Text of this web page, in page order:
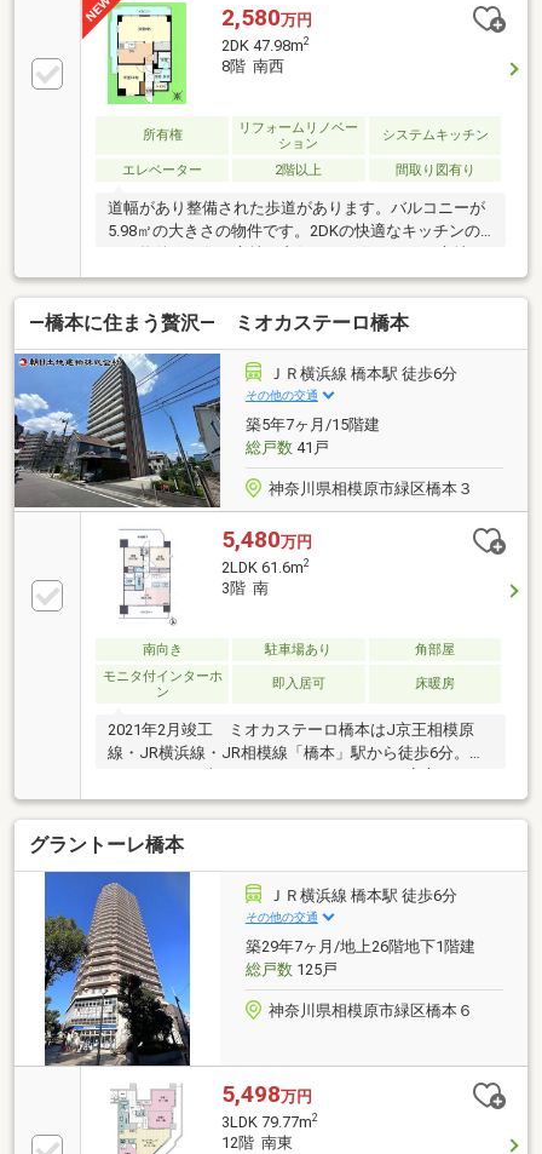
気軽にどうぞ！インターネット、チラシなどに掲載で
きない物件も多数ございます！■朝日土地建物 橋本店
は一戸建てやマンションなど不動産の購入・売却をサ
ポートする橋本駅徒歩2分の不動産会社です。■未公開
物件情報も多数ございます！不動産に関する事はなん
でもお気軽にご連絡ください。■キッズスペースもご
用意しております。ＤＶＤ、おもちゃ、絵本などキッ
ズスペースも充実させております。
2,580万円
2DK 47.98m2
8階 南西
所有権
リフォームリノベー
ション
システムキッチン
エレベーター 2階以上 間取り図有り
道幅があり整備された歩道があります。バルコニーが
5.98㎡の大きさの物件です。2DKの快適なキッチンの
ある物件で、住み心地も良好です。住んでいて心地の
良い中古マンションで魅力的です。システムキッチン
は必要な物が組み込まれているため、すぐ調理できま
す。専有面積47.98㎡の物件はいかがですか。物件から
駅まで徒歩6分です。
―橋本に住まう贅沢― ミオカステーロ橋本
ＪＲ横浜線 橋本駅 徒歩6分
その他の交通
築5年7ヶ月/15階建
総戸数41戸
神奈川県相模原市緑区橋本３
5,480万円
2LDK 61.6m2
3階 南
南向き 駐車場あり
角部屋
モニタ付インターホ
ン
即入居可 床暖房
2021年2月竣工 ミオカステーロ橋本はJ京王相模原
線・JR横浜線・JR相模線「橋本」駅から徒歩6分。オ
の暮らしを支える設備、利便性のたかいアクティブな
ライフスタイルを叶えます！
グラントーレ橋本
ＪＲ横浜線 橋本駅 徒歩6分
その他の交通
築29年7ヶ月/地上26階地下1階建
総戸数125戸
神奈川県相模原市緑区橋本６
5,498万円
3LDK 79.77m2
12階 南東